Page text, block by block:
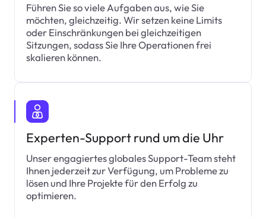
Führen Sie so viele Aufgaben aus, wie Sie
möchten, gleichzeitig. Wir setzen keine Limits
oder Einschränkungen bei gleichzeitigen
Sitzungen, sodass Sie Ihre Operationen frei
skalieren können.
Experten-Support rund um die Uhr
Unser engagiertes globales Support-Team steht
Ihnen jederzeit zur Verfügung, um Probleme zu
lösen und Ihre Projekte für den Erfolg zu
optimieren.